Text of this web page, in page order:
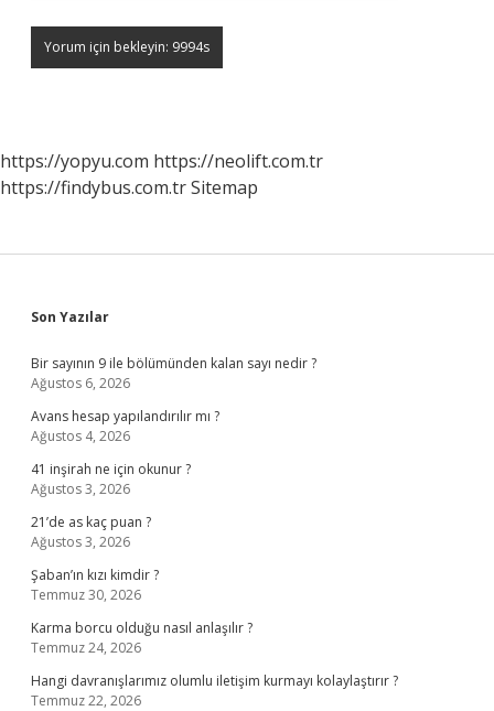
https://yopyu.com https://neolift.com.tr
https://findybus.com.trSitemap
Sidebar
Son Yazılar
Bir sayının 9 ile bölümünden kalan sayı nedir ?
Ağustos 6, 2026
Avans hesap yapılandırılır mı ?
Ağustos 4, 2026
41 inşirah ne için okunur ?
Ağustos 3, 2026
21’de as kaç puan ?
Ağustos 3, 2026
Şaban’ın kızı kimdir ?
Temmuz 30, 2026
Karma borcu olduğu nasıl anlaşılır ?
Temmuz 24, 2026
Hangi davranışlarımız olumlu iletişim kurmayı kolaylaştırır ?
Temmuz 22, 2026